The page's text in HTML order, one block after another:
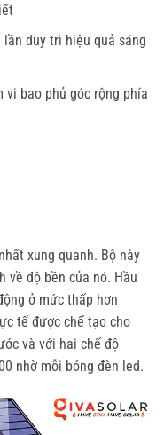
duy trì hiệu quả sáng
bao phủ góc rộng phía
xung quanh. Bộ này
về độ bền của nó. Hầu
ở mức thấp hơn
tế được chế tạo cho
và với hai chế độ
nhờ mỗi bóng đèn led.